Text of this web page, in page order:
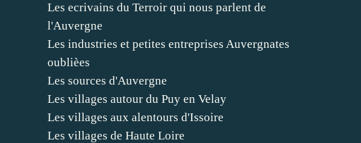
Les ecrivains du Terroir qui nous parlent de
l'Auvergne
Les industries et petites entreprises Auvergnates
oublièes
Les sources d'Auvergne
Les villages autour du Puy en Velay
Les villages aux alentours d'Issoire
Les villages de Haute Loire